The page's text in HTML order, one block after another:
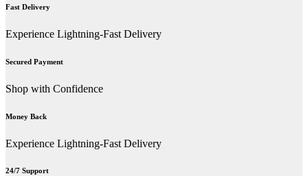
Fast Delivery
Experience Lightning-Fast Delivery
Secured Payment
Shop with Confidence
Money Back
Experience Lightning-Fast Delivery
24/7 Support